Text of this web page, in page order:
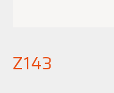
Z143